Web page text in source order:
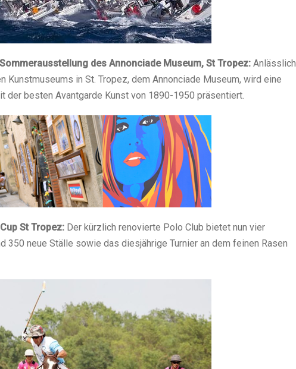
des Annonciade Museum, St Tropez: Anlässlich
Kunstmuseums in St. Tropez, dem Annonciade Museum, wird eine
besten Avantgarde Kunst von 1890-1950 präsentiert.
St Tropez: Der kürzlich renovierte Polo Club bietet nun vier
350 neue Ställe sowie das diesjährige Turnier an dem feinen Rasen